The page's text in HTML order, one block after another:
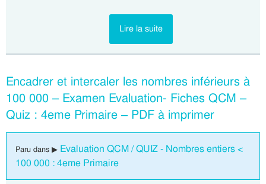
Lire la suite
Encadrer et intercaler les nombres inférieurs à
100 000 – Examen Evaluation- Fiches QCM –
Quiz : 4eme Primaire – PDF à imprimer
Paru dans ▶ Evaluation QCM / QUIZ - Nombres entiers <
100 000 : 4eme Primaire